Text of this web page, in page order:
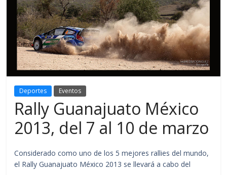
Deportes Eventos
Rally Guanajuato México
2013, del 7 al 10 de marzo
Considerado como uno de los 5 mejores rallies del mundo,
el Rally Guanajuato México 2013 se llevará a cabo del